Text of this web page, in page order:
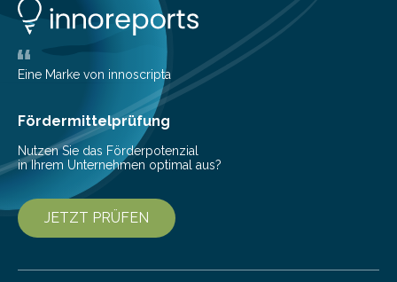
Datenreduktion und Rekonstruktion in schwierigen
Kommunikationsumgebungen. Das Event dient der
Vernetzung potenzieller Forschungspartner und der
Vorbereitung der Programmausschreibung. Die
Cyberagentur organisiert am 25. März 2025, von 14:00
bis 16:00 Uhr, ein virtuelles Partnering Event zum
Forschungsprogramm „Datenrekonstruktion…
Eine Marke von innoscripta
Fördermittelprüfung
Nutzen Sie das Förderpotenzial
in Ihrem Unternehmen optimal aus?
JETZT PRÜFEN